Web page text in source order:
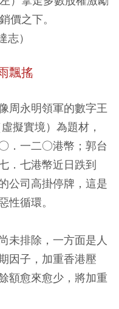
價之下。
志）
飄搖
周永明領軍的數字王
擬實境）為題材，
．一二○港幣；郭台
．七港幣近日跌到
公司高掛停牌，這是
性循環。
未排除，一方面是人
因子，加重香港壓
額愈來愈少，將加重